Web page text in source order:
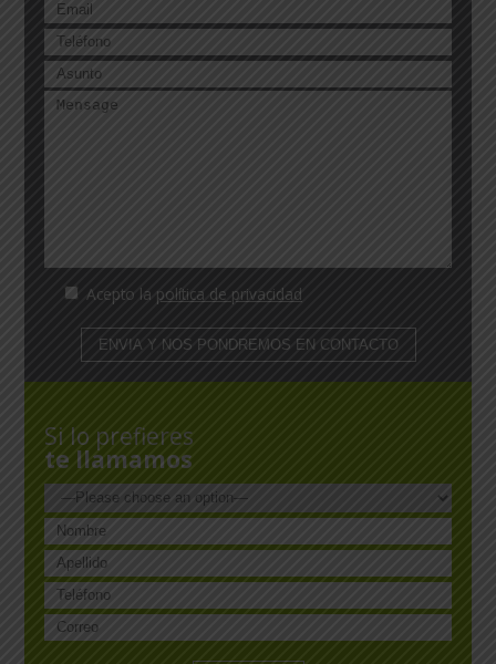
Acepto la política de privacidad
Si lo prefieres
te llamamos